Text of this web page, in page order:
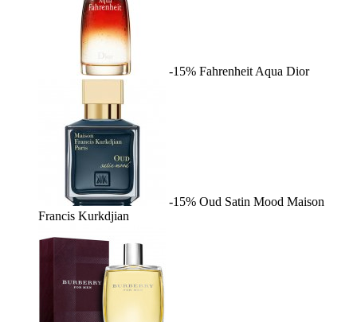
-15% Fahrenheit Aqua Dior
-15% Oud Satin Mood Maison
Francis Kurkdjian